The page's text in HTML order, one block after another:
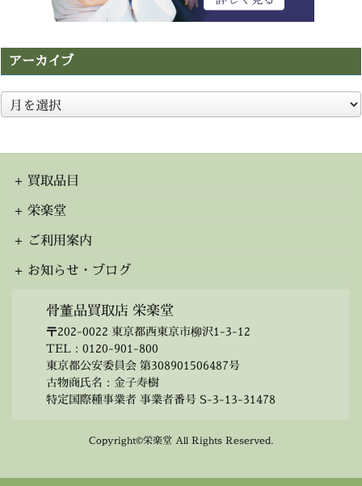
アーカイブ
ア
ー
イ
買取品目
栄楽堂
ご利用案内
お知らせ・ブログ
骨董品買取店 栄楽堂
〒202-0022 東京都西東京市柳沢1-3-12
TEL： 0120-901-800
東京都公安委員会 第308901506487号
古物商氏名：金子寿樹
特定国際種事業者 事業者番号 S-3-13-31478
Copyright©栄楽堂 All Rights Reserved.